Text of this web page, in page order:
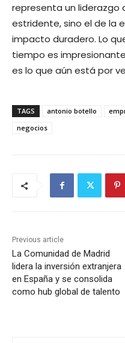
representa un liderazgo
estridente, sino el de la
impacto duradero. Lo
tiempo es
es lo que aún está por
TAGS antonio botello
negocios
Previous article
La Comunidad de Madrid
lidera la inversión extranjera
en España y se consolida
como hub global de talento